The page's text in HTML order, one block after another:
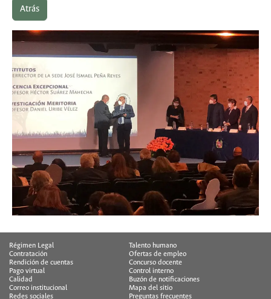
Atrás
Régimen Legal
Talento humano
Contratación
Ofertas de empleo
Rendición de cuentas
Concurso docente
Pago virtual
Control interno
Calidad
Buzón de notificaciones
Correo institucional
Mapa del sitio
Redes sociales
Preguntas frecuentes